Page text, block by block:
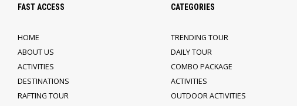
FAST ACCESS
HOME
ABOUT US
ACTIVITIES
DESTINATIONS
RAFTING TOUR
CATEGORIES
TRENDING TOUR
DAILY TOUR
COMBO PACKAGE
ACTIVITIES
OUTDOOR ACTIVITIES